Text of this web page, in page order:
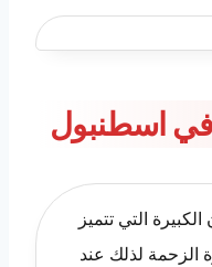
اسطنبول
التي تتميز
الزحمة لذلك عند